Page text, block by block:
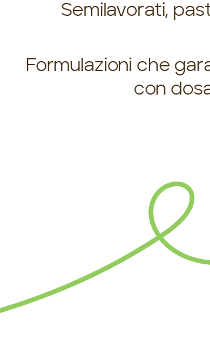
Semilavorati,
Formulazioni che
con